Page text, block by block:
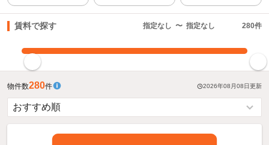
賃料で探す 指定なし 〜 指定なし 280件
物件数280件 2026年08月08日更新